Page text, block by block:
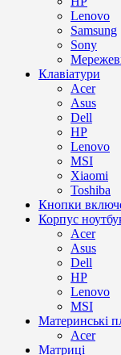
Lenovo
Samsung
Sony
Клавіатури
Acer
Asus
Dell
HP
Lenovo
MSI
Xiaomi
Toshiba
Кнопки
Корпус
Acer
Asus
Dell
HP
Lenovo
MSI
Материнські
Acer
Матриці